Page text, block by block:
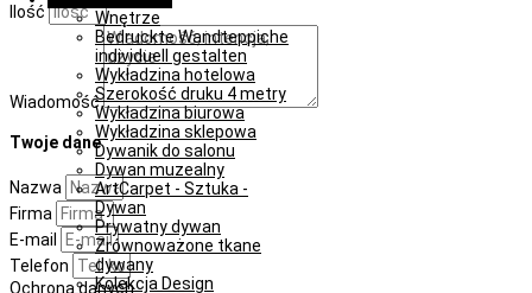
Wnętrze
Bedruckte Wandteppiche
individuell gestalten
Wykładzina hotelowa
Szerokość druku 4 metry
Wykładzina biurowa
Wykładzina sklepowa
Dywanik do salonu
Dywan muzealny
ArtCarpet - Sztuka -
Dywan
Prywatny dywan
Zrównoważone tkane
dywany
Kolekcja Design
Ilość
Wiadomość
Twoje dane
Nazwa
Firma
E-mail
Telefon
Ochrona danych